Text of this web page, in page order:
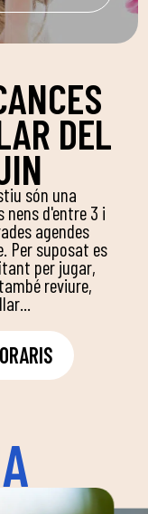
DEL
són una
d'entre 3 i
agendes
Per suposat es
per jugar,
reviure,